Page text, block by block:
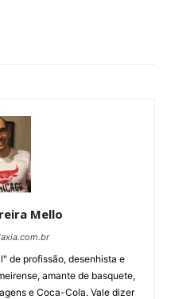
Mello
de profissão, desenhista e
amante de basquete,
e Coca-Cola. Vale dizer